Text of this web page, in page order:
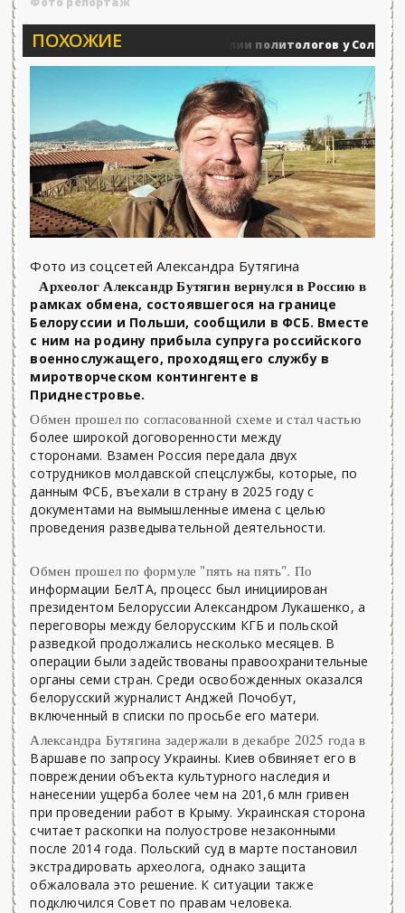
ПОХОЖИЕ
Военные действия Вечерние баталии политологов у
Фото из соцсетей Александра Бутягина
Археолог Александр Бутягин вернулся в Россию в
рамках обмена, состоявшегося на границе
Белоруссии и Польши, сообщили в ФСБ. Вместе
с ним на родину прибыла супруга российского
военнослужащего, проходящего службу в
миротворческом контингенте в
Приднестровье.
Обмен прошел по согласованной схеме и стал частью
более широкой договоренности между
сторонами. Взамен Россия передала двух
сотрудников молдавской спецслужбы, которые, по
данным ФСБ, въехали в страну в 2025 году с
документами на вымышленные имена с целью
проведения разведывательной деятельности.
Обмен прошел по формуле "пять на пять". По
информации БелТА, процесс был инициирован
президентом Белоруссии Александром Лукашенко, а
переговоры между белорусским КГБ и польской
разведкой продолжались несколько месяцев. В
операции были задействованы правоохранительные
органы семи стран. Среди освобожденных оказался
белорусский журналист Анджей Почобут,
включенный в списки по просьбе его матери.
Александра Бутягина задержали в декабре 2025 года в
Варшаве по запросу Украины. Киев обвиняет его в
повреждении объекта культурного наследия и
нанесении ущерба более чем на 201,6 млн гривен
при проведении работ в Крыму. Украинская сторона
считает раскопки на полуострове незаконными
после 2014 года. Польский суд в марте постановил
экстрадировать археолога, однако защита
обжаловала это решение. К ситуации также
подключился Совет по правам человека.